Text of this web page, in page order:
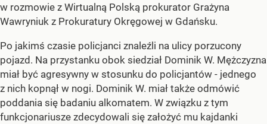
w rozmowie z Wirtualną Polską prokurator Grażyna
Wawryniuk z Prokuratury Okręgowej w Gdańsku.
Po jakimś czasie policjanci znaleźli na ulicy porzucony
pojazd. Na przystanku obok siedział Dominik W. Mężczyzna
miał być agresywny w stosunku do policjantów - jednego
z nich kopnął w nogi. Dominik W. miał także odmówić
poddania się badaniu alkomatem. W związku z tym
funkcjonariusze zdecydowali się założyć mu kajdanki